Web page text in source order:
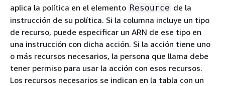
aplica la política en el elemento Resource de la
instrucción de su política. Si la columna incluye un tipo
de recurso, puede especificar un ARN de ese tipo en
una instrucción con dicha acción. Si la acción tiene uno
o más recursos necesarios, la persona que llama debe
tener permiso para usar la acción con esos recursos.
Los recursos necesarios se indican en la tabla con un